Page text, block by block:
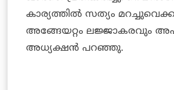
കാര്യത്തില്‍ സത്യം
അങ്ങേയറ്റം ലജ്ജാകരവും
അധ്യക്ഷന്‍ പറഞ്ഞു.